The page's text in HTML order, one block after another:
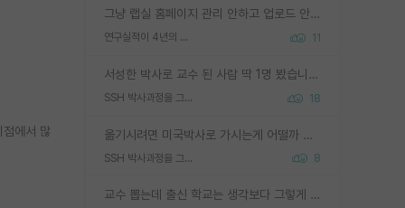
그냥 랩실 홈페이지 관리 안하고 업로드 안한거 아님?
연구실적이 4년의 공백이 있는거 어떻게 생각하냐 11
서성한 박사로 교수 된 사람 딱 1명 봤습니다. 근데 지방대 박사로 교수된 거는 기적이 일어나야되요. 서성한 학부부터여도 빡센게 교수임용일텐데 지방대박사로 무슨 교수가 되나요...... 중소기업/중견기업 팀장급/연구소장급이나 될거 같네요.
SSH 박사과정을 그만두고 지방대 박사로 옮기면 교수의 꿈은 끝일까요? 18
옮기시려면 미국박사로 가시는게 어떨까 싶네요. 교수가 꿈이면 미국박사 하고 미국교수 까지 같이 노리시는게 기회가 많지 않을까요?
SSH 박사과정을 그만두고 지방대 박사로 옮기면 교수의 꿈은 끝일까요? 8
교수 뽑는데 출신 학교는 생각보다 그렇게 안 봄. 앞으로는 더 안 보게 될거임. 박사는 어디서 진행해도 됨. 단, 제대로 쌓고 좋은 실적 만들 수 있다면. 그런데 지방대는 그럴 가능성이 지극히 낮음. 나만 열심히 잘 하면 된다? 인간은 주변 환경에 지배되는 나약한 존재임. 주변의 지방대 대학원생과 섞이고 지방 특유의 여유로움 또는 나쁘게 얘기해서 나태함에 젖어 살다보면 교수의 꿈 자체를 잊어버리게 될 가능성도 있음. 주변 환경이 70~80%임.
에서 많